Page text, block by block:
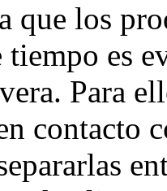
que los
tiempo es
Para
contacto